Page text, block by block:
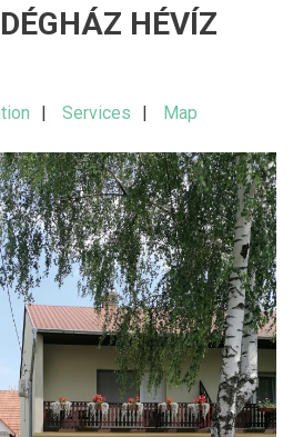
HÉVÍZ
Services Map